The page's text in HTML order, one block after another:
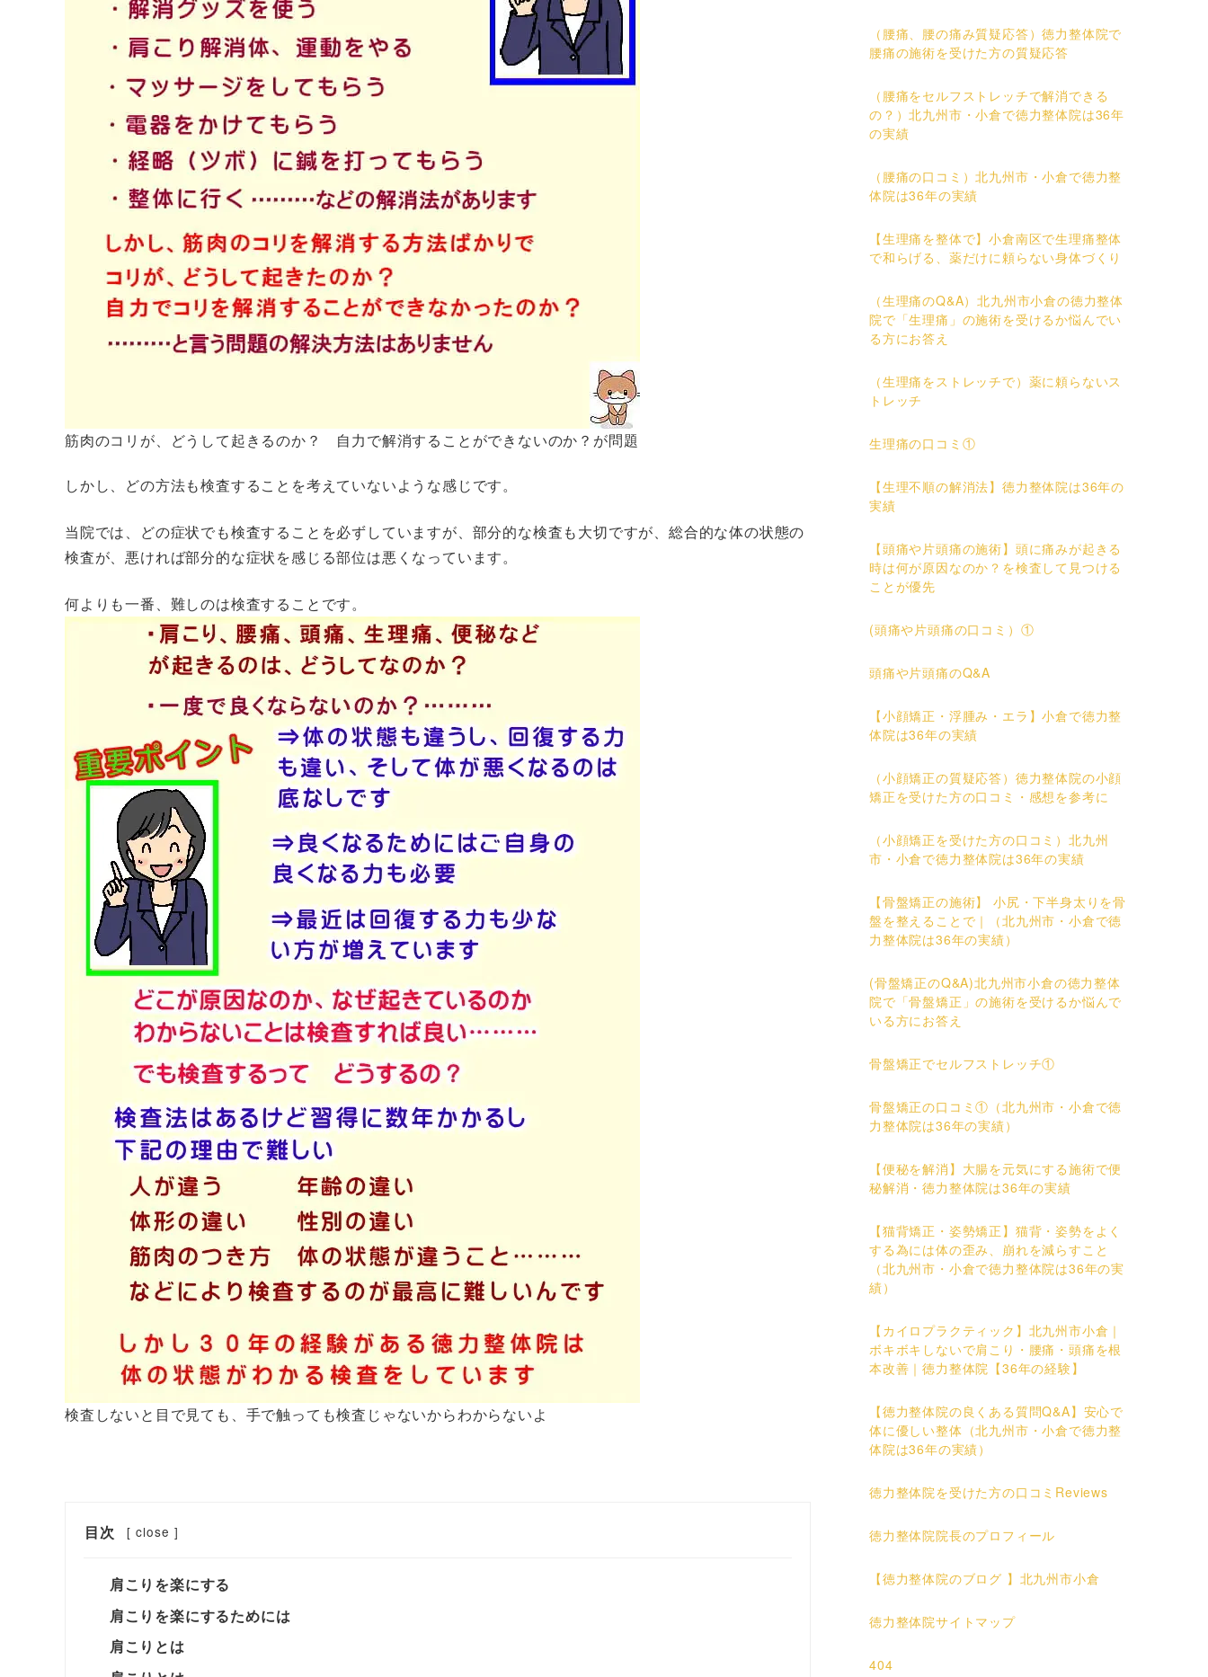
筋肉のコリが、どうして起きるのか？ 自力で解消することができないのか？が問題
しかし、どの方法も検査することを考えていないような感じです。
当院では、どの症状でも検査することを必ずしていますが、部分的な検査も大切ですが、総合的な体の状態の
検査が、悪ければ部分的な症状を感じる部位は悪くなっています。
何よりも一番、難しのは検査することです。
検査しないと目で見ても、手で触っても検査じゃないからわからないよ
目次 [ close ]
肩こりを楽にする
肩こりを楽にするためには
肩こりとは
（腰痛、腰の痛み質疑応答）徳力整体院で
腰痛の施術を受けた方の質疑応答
（腰痛をセルフストレッチで解消できる
の？）北九州市・小倉で徳力整体院は36年
の実績
（腰痛の口コミ）北九州市・小倉で徳力整
体院は36年の実績
【生理痛を整体で】小倉南区で生理痛整体
で和らげる、薬だけに頼らない身体づくり
（生理痛のQ&A）北九州市小倉の徳力整体
院で「生理痛」の施術を受けるか悩んでい
る方にお答え
（生理痛をストレッチで）薬に頼らないス
トレッチ
生理痛の口コミ①
【生理不順の解消法】徳力整体院は36年の
実績
【頭痛や片頭痛の施術】頭に痛みが起きる
時は何が原因なのか？を検査して見つける
ことが優先
(頭痛や片頭痛の口コミ）①
頭痛や片頭痛のQ&A
【小顔矯正・浮腫み・エラ】小倉で徳力整
体院は36年の実績
（小顔矯正の質疑応答）徳力整体院の小顔
矯正を受けた方の口コミ・感想を参考に
（小顔矯正を受けた方の口コミ）北九州
市・小倉で徳力整体院は36年の実績
【骨盤矯正の施術】 小尻・下半身太りを骨
盤を整えることで｜（北九州市・小倉で徳
力整体院は36年の実績）
(骨盤矯正のQ&A)北九州市小倉の徳力整体
院で「骨盤矯正」の施術を受けるか悩んで
いる方にお答え
骨盤矯正でセルフストレッチ①
骨盤矯正の口コミ①（北九州市・小倉で徳
力整体院は36年の実績）
【便秘を解消】大腸を元気にする施術で便
秘解消・徳力整体院は36年の実績
【猫背矯正・姿勢矯正】猫背・姿勢をよく
する為には体の歪み、崩れを減らすこと
（北九州市・小倉で徳力整体院は36年の実
績）
【カイロプラクティック】北九州市小倉｜
ボキボキしないで肩こり・腰痛・頭痛を根
本改善｜徳力整体院【36年の経験】
【徳力整体院の良くある質問Q&A】安心で
体に優しい整体（北九州市・小倉で徳力整
体院は36年の実績）
徳力整体院を受けた方の口コミReviews
徳力整体院院長のプロフィール
【徳力整体院のブログ 】北九州市小倉
徳力整体院サイトマップ
404